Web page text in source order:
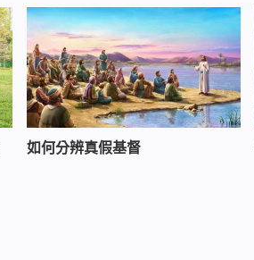
如何分辨真假基督